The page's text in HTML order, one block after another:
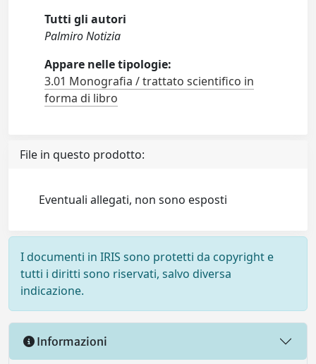
Tutti gli autori
Palmiro Notizia
Appare nelle tipologie:
3.01 Monografia / trattato scientifico in
forma di libro
File in questo prodotto:
Eventuali allegati, non sono esposti
I documenti in IRIS sono protetti da copyright e
tutti i diritti sono riservati, salvo diversa
indicazione.
Informazioni